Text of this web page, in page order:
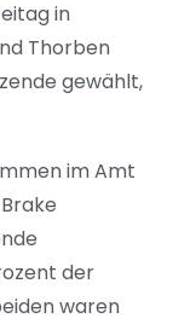
in
Thorben
gewählt,
im Amt
der
waren